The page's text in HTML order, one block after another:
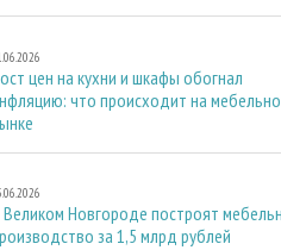
цен на кухни и шкафы обогнал
что происходит на
Новгороде построят
за 1,5 млрд рублей